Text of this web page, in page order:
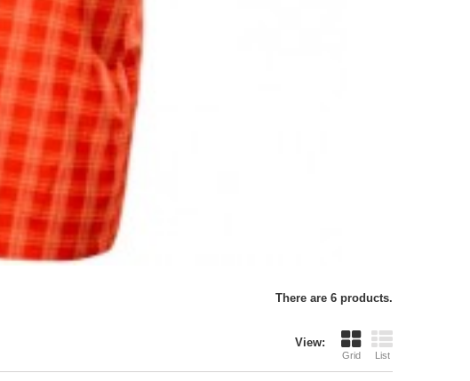
There are 6 products.
View:
Grid List